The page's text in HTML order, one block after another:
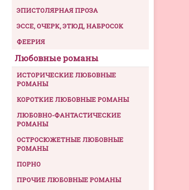
ЭПИСТОЛЯРНАЯ ПРОЗА
ЭССЕ, ОЧЕРК, ЭТЮД, НАБРОСОК
ФЕЕРИЯ
Любовные романы
ИСТОРИЧЕСКИЕ ЛЮБОВНЫЕ
РОМАНЫ
КОРОТКИЕ ЛЮБОВНЫЕ РОМАНЫ
ЛЮБОВНО-ФАНТАСТИЧЕСКИЕ
РОМАНЫ
ОСТРОСЮЖЕТНЫЕ ЛЮБОВНЫЕ
РОМАНЫ
ПОРНО
ПРОЧИЕ ЛЮБОВНЫЕ РОМАНЫ